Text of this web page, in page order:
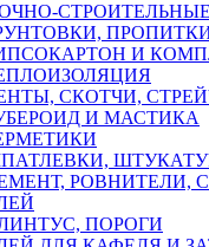
И
СКОТЧИ,
И МАСТИКА
РОВНИТЕЛИ,
ПОРОГИ